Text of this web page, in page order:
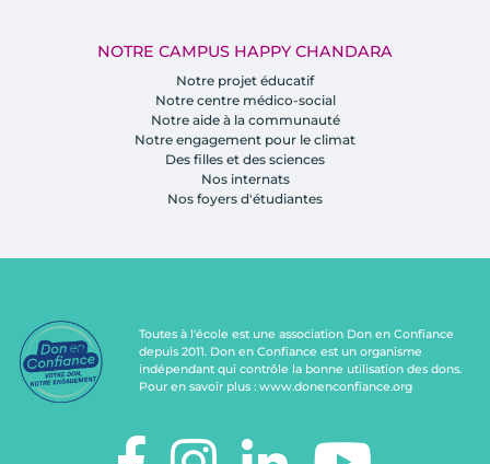
NOTRE CAMPUS HAPPY CHANDARA
Notre projet éducatif
Notre centre médico-social
Notre aide à la communauté
Notre engagement pour le climat
Des filles et des sciences
Nos internats
Nos foyers d'étudiantes
Toutes à l'école est une association Don en Confiance
depuis 2011. Don en Confiance est un organisme
indépendant qui contrôle la bonne utilisation des dons.
Pour en savoir plus : www.donenconfiance.org